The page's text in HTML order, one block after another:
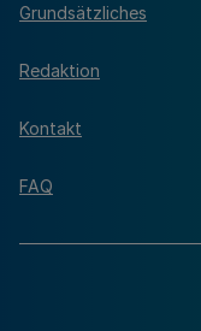
Grundsätzliches
Redaktion
Kontakt
FAQ